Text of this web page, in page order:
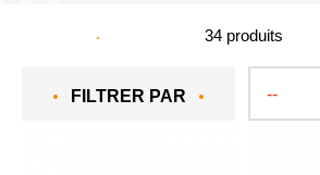
34 produits
FILTRER PAR